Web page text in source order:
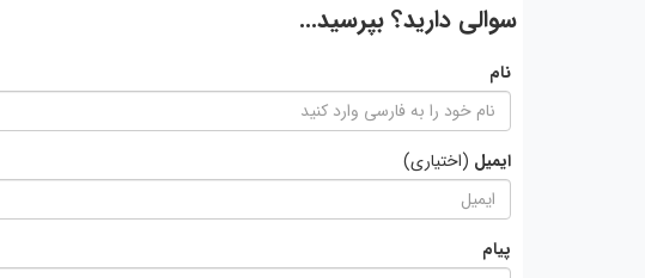
سوالی دارید؟ بپرسید...
نام
ایمیل (اختیاری)
پیام